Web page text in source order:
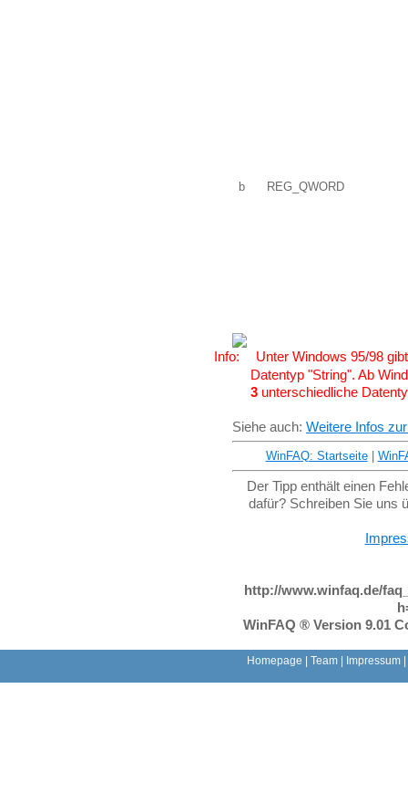
b REG_QWORD
Unter Windows 95/98
Datentyp "String". Ab
3 unterschiedliche
Siehe auch: Weitere Infos
WinFAQ: Startseite|
Der Tipp enthält einen
dafür? Schreiben Sie uns
http://www.winfaq.de/
WinFAQ ® Version 9.01
Homepage Team| Impressum|